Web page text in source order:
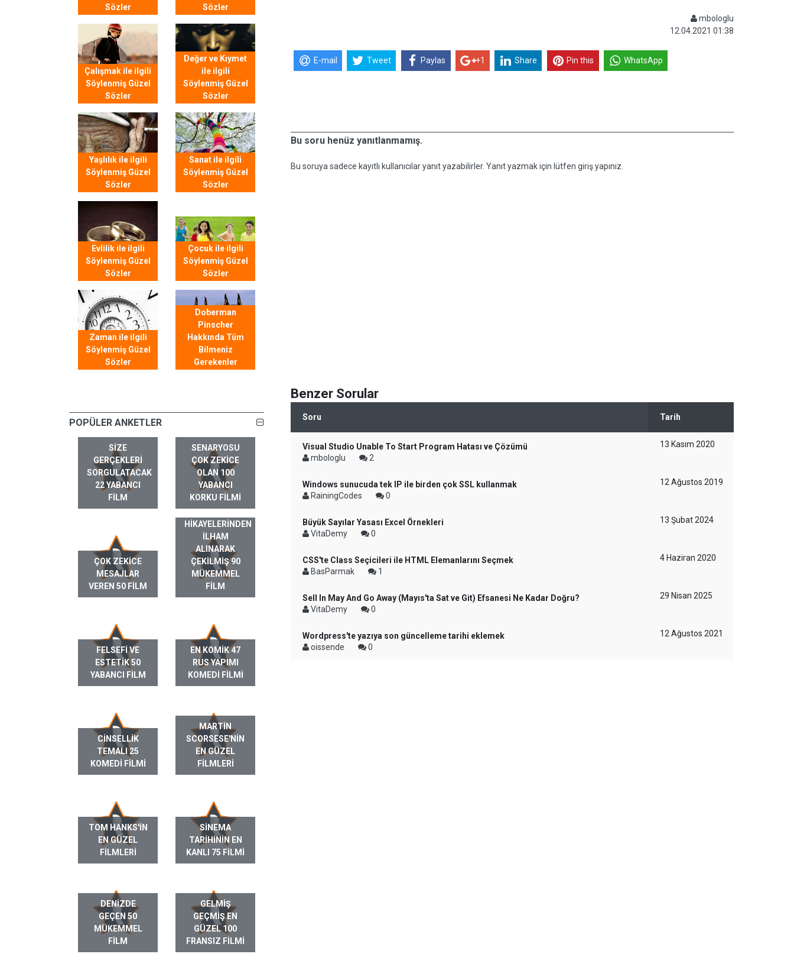
Sözler
Sözler
Çalışmak ile ilgili
Söylenmiş Güzel
Sözler
Değer ve Kıymet
ile ilgili
Söylenmiş Güzel
Sözler
Yaşlılık ile ilgili
Söylenmiş Güzel
Sözler
Sanat ile ilgili
Söylenmiş Güzel
Sözler
Evlilik ile ilgili
Söylenmiş Güzel
Sözler
Çocuk ile ilgili
Söylenmiş Güzel
Sözler
Zaman ile ilgili
Söylenmiş Güzel
Sözler
Doberman
Pinscher
Hakkında Tüm
Bilmeniz
Gerekenler
POPÜLER ANKETLER
SIZE
GERÇEKLERI
SORGULATACAK
22 YABANCI
FILM
SENARYOSU
ÇOK ZEKICE
OLAN 100
YABANCI
KORKU FILMI
ÇOK ZEKICE
MESAJLAR
VEREN 50 FILM
GERÇEK HAYAT
HIKAYELERINDEN
ILHAM
ALINARAK
ÇEKILMIŞ 90
MÜKEMMEL
FILM
FELSEFI VE
ESTETIK 50
YABANCI FILM
EN KOMIK 47
RUS YAPIMI
KOMEDI FILMI
CINSELLIK
TEMALI 25
KOMEDI FILMI
MARTIN
SCORSESE'NIN
EN GÜZEL
FILMLERI
TOM HANKS'IN
EN GÜZEL
FILMLERI
SINEMA
TARIHININ EN
KANLI 75 FILMI
DENIZDE
GEÇEN 50
MÜKEMMEL
FILM
GELMIŞ
GEÇMIŞ EN
GÜZEL 100
FRANSIZ FILMI
mbologlu
12.04.2021 01:38
E-mail Tweet Paylas +1 Share Pin this WhatsApp
Bu soru henüz yanıtlanmamış.
Bu soruya sadece kayıtlı kullanıcılar yanıt yazabilirler. Yanıt yazmak için lütfen giriş yapınız.
Benzer Sorular
Soru Tarih
Visual Studio Unable To Start Program Hatası ve Çözümü
mbologlu
2
13 Kasım 2020
Windows sunucuda tek IP ile birden çok SSL kullanmak
RainingCodes
0
12 Ağustos 2019
Büyük Sayılar Yasası Excel Örnekleri
VitaDemy
0
13 Şubat 2024
CSS'te Class Seçicileri ile HTML Elemanlarını Seçmek
BasParmak
1
4 Haziran 2020
Sell In May And Go Away (Mayıs'ta Sat ve Git) Efsanesi Ne Kadar Doğru?
VitaDemy
0
29 Nisan 2025
Wordpress'te yazıya son güncelleme tarihi eklemek
oissende
0
12 Ağustos 2021